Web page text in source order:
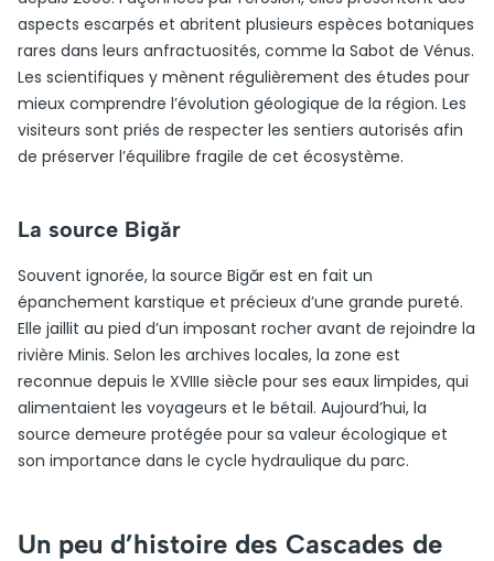
aspects escarpés et abritent plusieurs espèces botaniques
rares dans leurs anfractuosités, comme la Sabot de Vénus.
Les scientifiques y mènent régulièrement des études pour
mieux comprendre l’évolution géologique de la région. Les
visiteurs sont priés de respecter les sentiers autorisés afin
de préserver l’équilibre fragile de cet écosystème.
La source Bigăr
Souvent ignorée, la source Bigăr est en fait un
épanchement karstique et précieux d’une grande pureté.
Elle jaillit au pied d’un imposant rocher avant de rejoindre la
rivière Minis. Selon les archives locales, la zone est
reconnue depuis le XVIIIe siècle pour ses eaux limpides, qui
alimentaient les voyageurs et le bétail. Aujourd’hui, la
source demeure protégée pour sa valeur écologique et
son importance dans le cycle hydraulique du parc.
Un peu d’histoire des Cascades de